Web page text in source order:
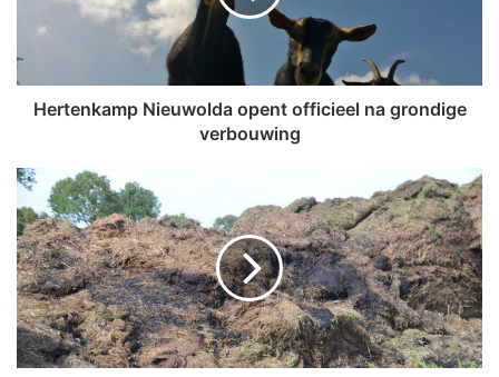
a
m
e
w
o
l
d
a
o
p
Hertenkamp Nieuwolda opent officieel na grondige
verbouwing
P
o
l
i
t
i
e
z
o